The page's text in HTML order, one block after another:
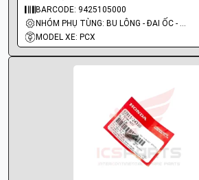
BARCODE: 9425105000
NHÓM PHỤ TÙNG: BU LÔNG - ĐAI ỐC - VÍT
MODEL XE: PCX